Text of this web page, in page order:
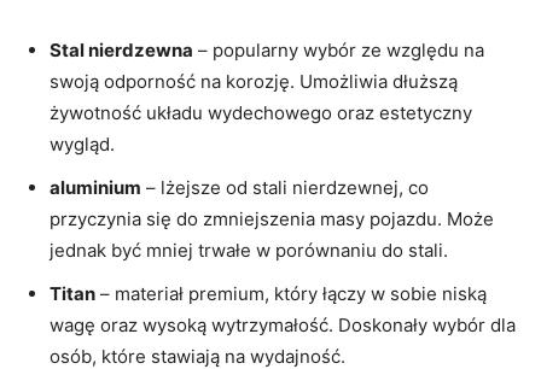
Stal nierdzewna – popularny wybór ze względu na
swoją odporność na korozję. Umożliwia dłuższą
żywotność układu wydechowego oraz estetyczny
wygląd.
aluminium – lżejsze od stali nierdzewnej, co
przyczynia się do zmniejszenia masy pojazdu. Może
jednak być mniej trwałe w porównaniu do stali.
Titan – materiał premium, który łączy w sobie niską
wagę oraz wysoką wytrzymałość. Doskonały wybór dla
osób, które stawiają na wydajność.